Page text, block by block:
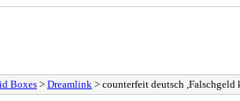
Boxes > Dreamlink > counterfeit deutsch